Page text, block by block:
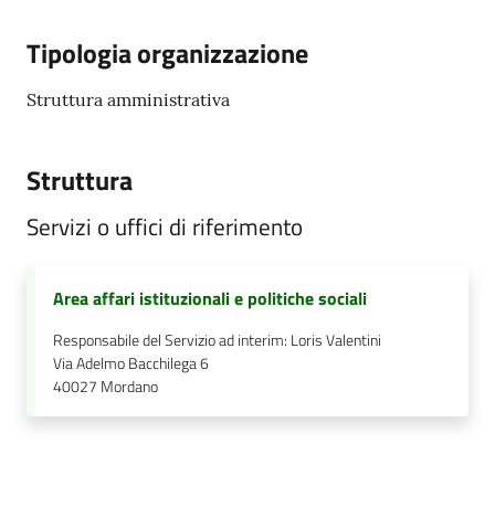
Tutti
gli
Seguici
Tipologia organizzazione
Struttura amministrativa
Struttura
Servizi o uffici di riferimento
Area affari istituzionali e politiche sociali
Responsabile del Servizio ad interim: Loris Valentini
Via Adelmo Bacchilega 6
40027 Mordano